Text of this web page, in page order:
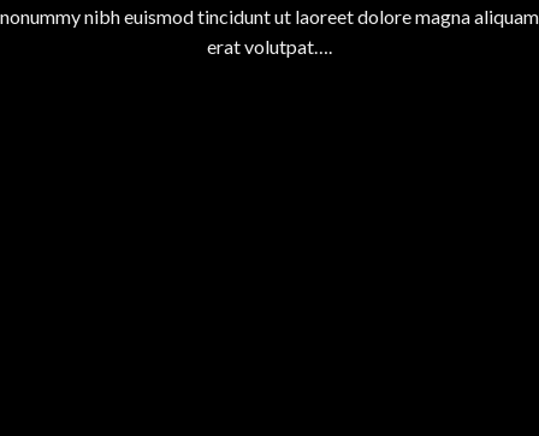
nonummy nibh euismod tincidunt ut laoreet dolore magna aliquam
erat volutpat….